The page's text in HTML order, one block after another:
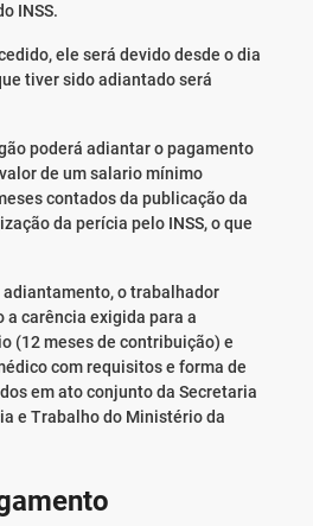
INSS.
ele será devido desde o dia
tiver sido adiantado será
poderá adiantar o pagamento
de um salario mínimo
contados da publicação da
da perícia pelo INSS, o que
o trabalhador
carência exigida para a
(12 meses de contribuição) e
com requisitos e forma de
em ato conjunto da Secretaria
e Trabalho do Ministério da